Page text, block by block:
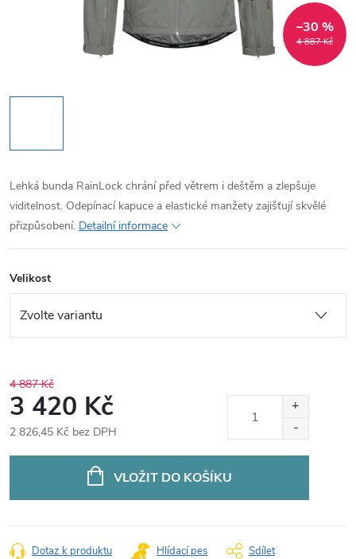
4 887 Kč
–30 %
Lehká bunda RainLock chrání před větrem i deštěm a zlepšuje
viditelnost. Odepínací kapuce a elastické manžety zajišťují skvělé
přizpůsobení. Detailní informace
Velikost
4 887 Kč
3 420 Kč
2 826,45 Kč bez DPH
VLOŽIT DO KOŠÍKU
Dotaz k produktu Hlídací pes Sdílet